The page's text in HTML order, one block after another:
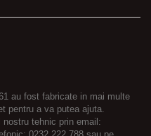
au fost fabricate in mai multe
pentru a va putea ajuta.
tehnic prin email: